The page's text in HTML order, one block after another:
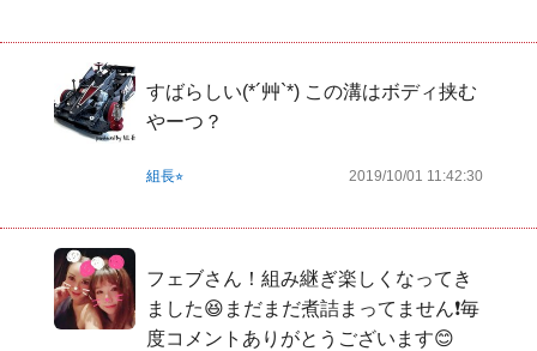
すばらしい(*´艸`*) この溝はボディ挟む
やーつ？
組長⭐︎ 2019/10/01 11:42:30
フェブさん！組み継ぎ楽しくなってき
ました😆まだまだ煮詰まってません❗️毎
度コメントありがとうございます😊